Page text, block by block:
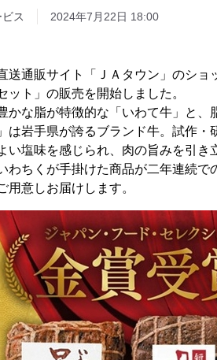
ス 2024年7月22日 18:00
通販サイト「ＪＡタウン」のショ
ト」の販売を開始しました。
な脂が特徴的な「いわて牛」と、
は岩手県が誇るブランド牛。試作
い塩味を感じられ、肉の旨みを引き
ちくが手掛けた商品が二年連続で
意しお届けします。